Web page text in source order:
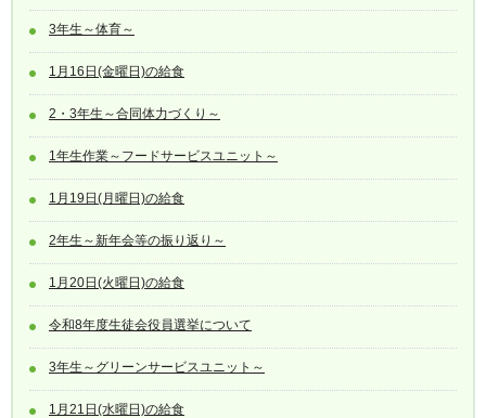
3年生～体育～
1月16日(金曜日)の給食
2・3年生～合同体力づくり～
1年生作業～フードサービスユニット～
1月19日(月曜日)の給食
2年生～新年会等の振り返り～
1月20日(火曜日)の給食
令和8年度生徒会役員選挙について
3年生～グリーンサービスユニット～
1月21日(水曜日)の給食